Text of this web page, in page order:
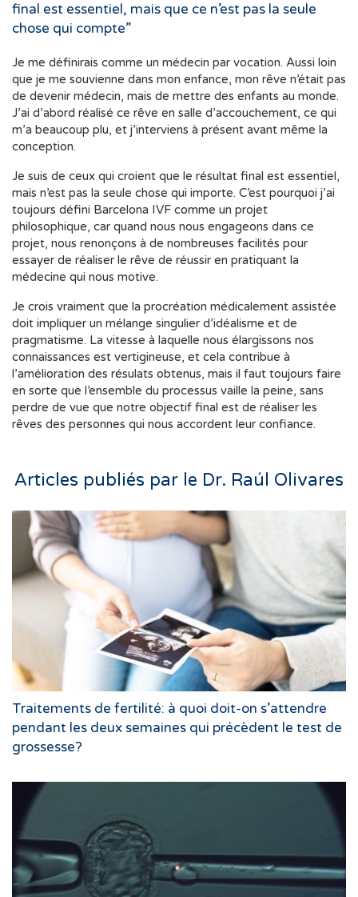
final est essentiel, mais que ce n’est pas la seule
chose qui compte”
Je me définirais comme un médecin par vocation. Aussi loin
que je me souvienne dans mon enfance, mon rêve n’était pas
de devenir médecin, mais de mettre des enfants au monde.
J’ai d’abord réalisé ce rêve en salle d’accouchement, ce qui
m’a beaucoup plu, et j’interviens à présent avant même la
conception.
Je suis de ceux qui croient que le résultat final est essentiel,
mais n’est pas la seule chose qui importe. C’est pourquoi j’ai
toujours défini Barcelona IVF comme un projet
philosophique, car quand nous nous engageons dans ce
projet, nous renonçons à de nombreuses facilités pour
essayer de réaliser le rêve de réussir en pratiquant la
médecine qui nous motive.
Je crois vraiment que la procréation médicalement assistée
doit impliquer un mélange singulier d’idéalisme et de
pragmatisme. La vitesse à laquelle nous élargissons nos
connaissances est vertigineuse, et cela contribue à
l’amélioration des résulats obtenus, mais il faut toujours faire
en sorte que l’ensemble du processus vaille la peine, sans
perdre de vue que notre objectif final est de réaliser les
rêves des personnes qui nous accordent leur confiance.
Articles publiés par le Dr. Raúl Olivares
Traitements de fertilité: à quoi doit-on s’attendre
pendant les deux semaines qui précèdent le test de
grossesse?